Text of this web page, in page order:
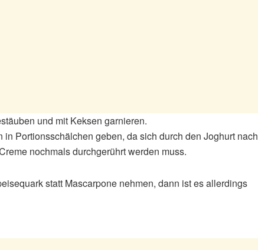
und mit Keksen garnieren.
Portionsschälchen geben, da sich durch den Joghurt nach
nochmals durchgerührt werden muss.
statt Mascarpone nehmen, dann ist es allerdings